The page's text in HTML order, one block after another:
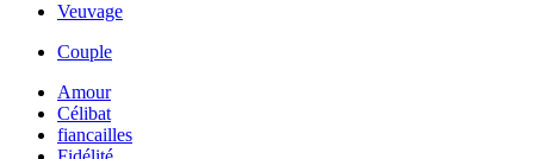
Veuvage
Couple
Amour
Célibat
fiancailles